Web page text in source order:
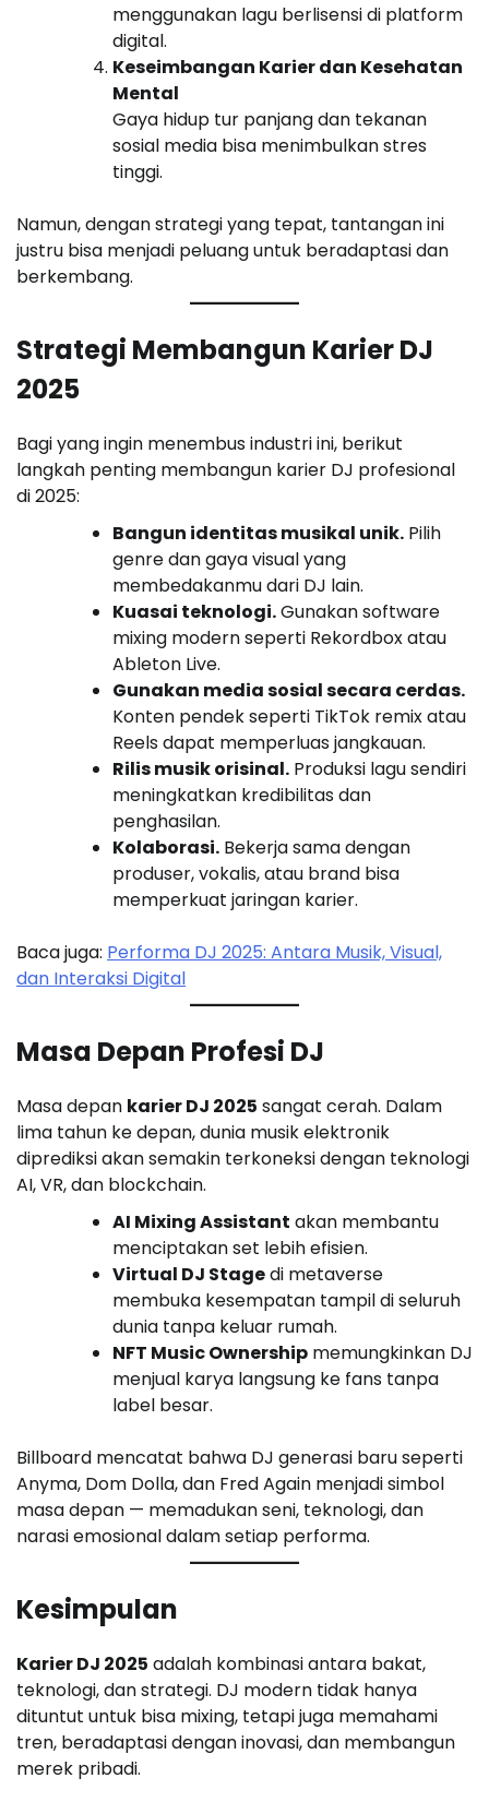
menggunakan lagu berlisensi di platform
digital.
Keseimbangan Karier dan Kesehatan
Mental
Gaya hidup tur panjang dan tekanan
sosial media bisa menimbulkan stres
tinggi.
Namun, dengan strategi yang tepat, tantangan ini
justru bisa menjadi peluang untuk beradaptasi dan
berkembang.
Strategi Membangun Karier DJ
2025
Bagi yang ingin menembus industri ini, berikut
langkah penting membangun karier DJ profesional
di 2025:
Bangun identitas musikal unik. Pilih
genre dan gaya visual yang
membedakanmu dari DJ lain.
Kuasai teknologi.Gunakan software
mixing modern seperti Rekordbox atau
Ableton Live.
Gunakan media sosial secara cerdas.
Konten pendek seperti TikTok remix atau
Reels dapat memperluas jangkauan.
Rilis musik orisinal. Produksi lagu sendiri
meningkatkan kredibilitas dan
penghasilan.
Kolaborasi. Bekerja sama dengan
produser, vokalis, atau brand bisa
memperkuat jaringan karier.
Baca juga: Performa DJ 2025: Antara Musik, Visual,
dan Interaksi Digital
Masa Depan Profesi DJ
Masa depan karier DJ 2025 sangat cerah. Dalam
lima tahun ke depan, dunia musik elektronik
diprediksi akan semakin terkoneksi dengan teknologi
AI, VR, dan blockchain.
AI Mixing Assistant akan membantu
menciptakan set lebih efisien.
Virtual DJ Stagedi metaverse
membuka kesempatan tampil di seluruh
dunia tanpa keluar rumah.
NFT Music Ownership memungkinkan DJ
menjual karya langsung ke fans tanpa
label besar.
Billboard mencatat bahwa DJ generasi baru seperti
Anyma, Dom Dolla, dan Fred Again menjadi simbol
masa depan — memadukan seni, teknologi, dan
narasi emosional dalam setiap performa.
Kesimpulan
Karier DJ 2025 adalah kombinasi antara bakat,
teknologi, dan strategi. DJ modern tidak hanya
dituntut untuk bisa mixing, tetapi juga memahami
tren, beradaptasi dengan inovasi, dan membangun
merek pribadi.